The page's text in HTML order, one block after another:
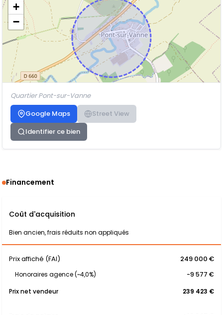
+
−
Quartier Pont-sur-Vanne
Google Maps
Street View
Identifier ce bien
Financement
Coût d'acquisition
Bien ancien, frais réduits non appliqués
Prix affiché (FAI) 249 000 €
Honoraires agence (~4,0%)
-9 577 €
Prix net vendeur
239 423 €